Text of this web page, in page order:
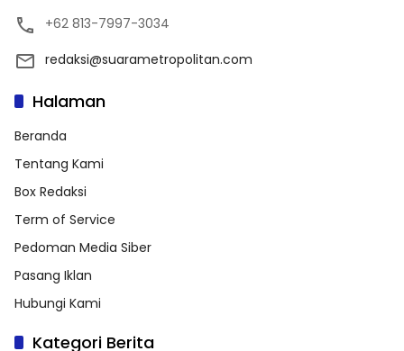
+62 813-7997-3034
redaksi@suarametropolitan.com
Halaman
Beranda
Tentang Kami
Box Redaksi
Term of Service
Pedoman Media Siber
Pasang Iklan
Hubungi Kami
Kategori Berita